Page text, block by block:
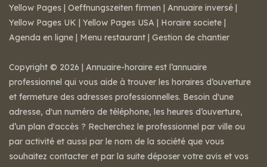
Yellow Pages | Oeffnungszeiten firmen | Annuaire inversé |
Yellow Pages UK | Yellow Pages USA | Horaire societe |
Agenda en ligne | Menu restaurant | Gestion de chantier
Copyright © 2026 | Annuaire-horaire est l’annuaire
professionnel qui vous aide à trouver les horaires d’ouverture
et fermeture des adresses professionnelles. Besoin d'une
adresse, d'un numéro de téléphone, les heures d’ouverture,
d’un plan d'accès ? Recherchez le professionnel par ville ou
par activité et aussi par le nom de la société que vous
souhaitez contacter et par la suite déposer votre avis et vos